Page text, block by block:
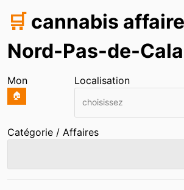
🛒 cannabis
Nord-Pas-de-
Mon
🏠
Localisation
choisissez
Catégorie / Affaires